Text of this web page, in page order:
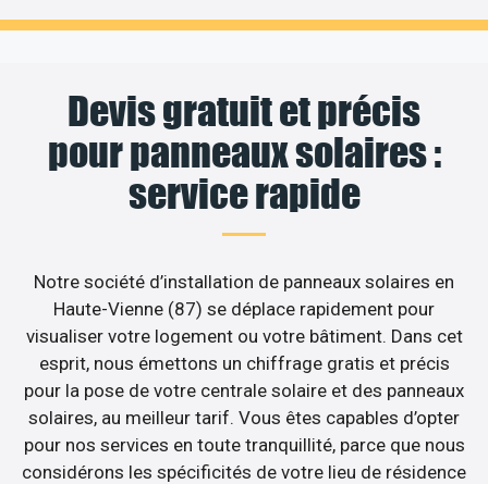
Devis gratuit et précis
pour panneaux solaires :
service rapide
Notre société d’installation de panneaux solaires en
Haute-Vienne (87) se déplace rapidement pour
visualiser votre logement ou votre bâtiment. Dans cet
esprit, nous émettons un chiffrage gratis et précis
pour la pose de votre centrale solaire et des panneaux
solaires, au meilleur tarif. Vous êtes capables d’opter
pour nos services en toute tranquillité, parce que nous
considérons les spécificités de votre lieu de résidence